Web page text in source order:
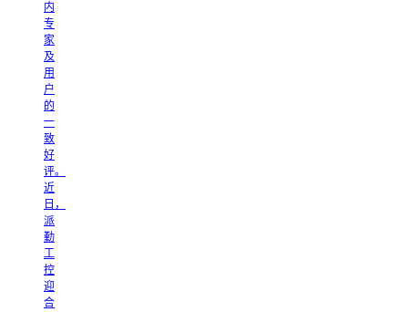
内
专
家
及
用
户
的
一
致
好
评。
近
日，
派
勤
工
控
迎
合